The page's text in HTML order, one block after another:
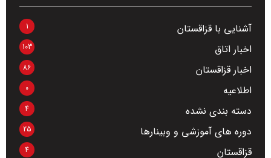
آشنایی با قزاقستان 1
اخبار اتاق 103
اخبار قزاقستان 86
اطلاعیه 0
دسته بندی نشده 4
دوره های آموزشی و وبینارها 25
قزاقستان 4